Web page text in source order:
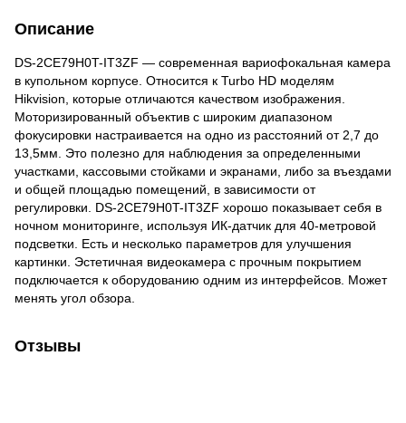
Описание
DS-2CE79H0T-IT3ZF — современная вариофокальная камера
в купольном корпусе. Относится к Turbo HD моделям
Hikvision, которые отличаются качеством изображения.
Моторизированный объектив с широким диапазоном
фокусировки настраивается на одно из расстояний от 2,7 до
13,5мм. Это полезно для наблюдения за определенными
участками, кассовыми стойками и экранами, либо за въездами
и общей площадью помещений, в зависимости от
регулировки. DS-2CE79H0T-IT3ZF хорошо показывает себя в
ночном мониторинге, используя ИК-датчик для 40-метровой
подсветки. Есть и несколько параметров для улучшения
картинки. Эстетичная видеокамера с прочным покрытием
подключается к оборудованию одним из интерфейсов. Может
менять угол обзора.
Отзывы